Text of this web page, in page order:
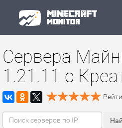
Сервера
1.21.11 c